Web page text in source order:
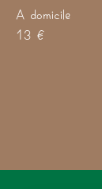
A domicile
13 €